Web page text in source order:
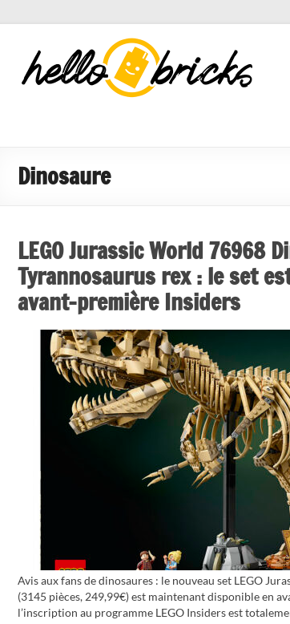
HelloBricks
Blog LEGO,
nouveaut�s
Dinosaure
LEGO Jurassic World 76968
Tyrannosaurus rex : le set
avant-première Insiders
Avis aux fans de dinosaures : le nouveau set LEGO
(3145 pièces, 249,99€) est maintenant disponible en
l’inscription au programme LEGO Insiders est